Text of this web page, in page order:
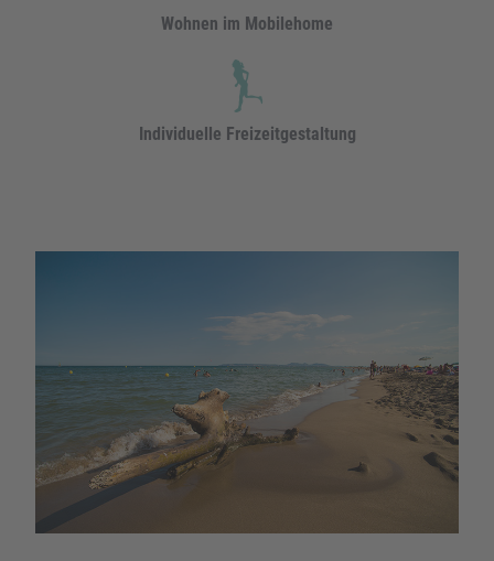
Wohnen im Mobilehome
Individuelle Freizeitgestaltung